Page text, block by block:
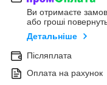
Ви отримаєте
або гроші
Детальніше
Післяплата
Оплата на рахунок